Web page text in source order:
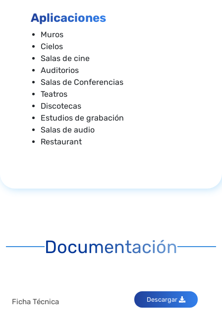
Aplicaciones
Muros
Cielos
Salas de cine
Auditorios
Salas de Conferencias
Teatros
Discotecas
Estudios de grabación
Salas de audio
Restaurant
Documentación
Ficha Técnica Descargar